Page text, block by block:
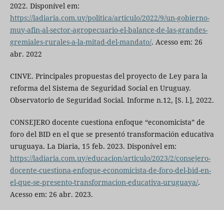
2022. Disponível em:
https://ladiaria.com.uy/politica/articulo/2022/9/un-gobierno-
muy-afin-al-sector-agropecuario-el-balance-de-las-grandes-
gremiales-rurales-a-la-mitad-del-mandato/. Acesso em: 26
abr. 2022
CINVE. Principales propuestas del proyecto de Ley para la
reforma del Sistema de Seguridad Social en Uruguay.
Observatorio de Seguridad Social. Informe n.12, [S. l.], 2022.
CONSEJERO docente cuestiona enfoque “economicista” de
foro del BID en el que se presentó transformación educativa
uruguaya. La Diaria, 15 feb. 2023. Disponível em:
https://ladiaria.com.uy/educacion/articulo/2023/2/consejero-
docente-cuestiona-enfoque-economicista-de-foro-del-bid-en-
el-que-se-presento-transformacion-educativa-uruguaya/.
Acesso em: 26 abr. 2023.